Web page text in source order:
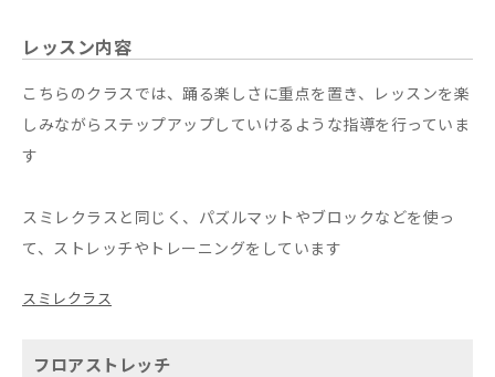
レッスン内容
こちらのクラスでは、踊る楽しさに重点を置き、レッスンを楽
しみながらステップアップしていけるような指導を行っていま
す
スミレクラスと同じく、パズルマットやブロックなどを使っ
て、ストレッチやトレーニングをしています
スミレクラス
フロアストレッチ